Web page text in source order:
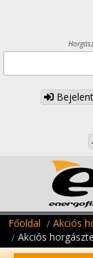
Főoldal
Akciós
Akciós